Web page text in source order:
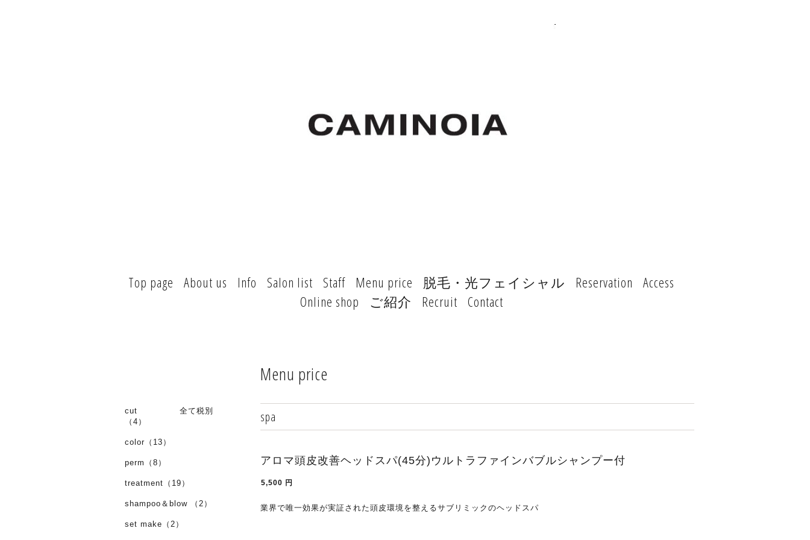
Top page About us Info Salon list Staff Menu price 脱毛・光フェイシャル Reservation
Access
Online shop
ご紹介 Recruit Contact
Menu price
spa
アロマ頭皮改善ヘッドスパ(45分)ウルトラファインバブルシャンプー付
5,500 円
業界で唯一効果が実証された頭皮環境を整えるサブリミックのヘッドスパ
cut 全て税別
（4）
color（13）
perm（8）
treatment（19）
shampoo＆blow （2）
set make（2）